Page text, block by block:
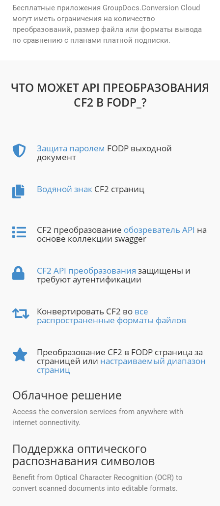
Бесплатные приложения GroupDocs.Conversion Cloud
могут иметь ограничения на количество
преобразований, размер файла или форматы вывода
по сравнению с планами платной подписки.
ЧТО МОЖЕТ API ПРЕОБРАЗОВАНИЯ
CF2 В FODP_?
Защита паролем FODP выходной
документ
Водяной знак CF2 страниц
CF2 преобразование обозреватель API на
основе коллекции swagger
CF2 API преобразования защищены и
требуют аутентификации
Конвертировать CF2 во все
распространенные форматы файлов
Преобразование CF2 в FODP страница за
страницей или настраиваемый диапазон
страниц
Облачное решение
Access the conversion services from anywhere with
internet connectivity.
Поддержка оптического
распознавания символов
Benefit from Optical Character Recognition (OCR) to
convert scanned documents into editable formats.